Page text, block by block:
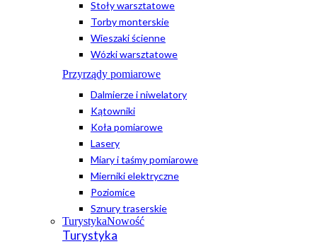
Stoły warsztatowe
Torby monterskie
Wieszaki ścienne
Wózki warsztatowe
Przyrządy pomiarowe
Dalmierze i niwelatory
Kątowniki
Koła pomiarowe
Lasery
Miary i taśmy pomiarowe
Mierniki elektryczne
Poziomice
Sznury traserskie
TurystykaNowość
Turystyka